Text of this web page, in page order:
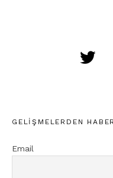
GELIŞMELERDEN
Email